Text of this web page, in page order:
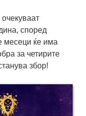
според
месеци ќе има
за четирите
збор!